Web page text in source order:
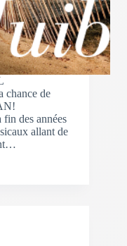
chance de
des années
allant de